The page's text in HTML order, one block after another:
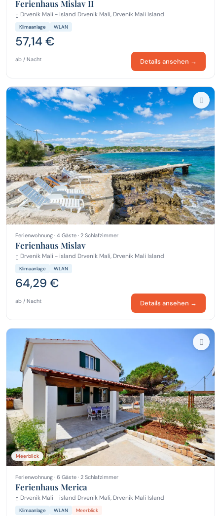
Ferienhaus Mislav II
Drvenik Mali - island Drvenik Mali, Drvenik Mali Island
Klimaanlage WLAN
57,14 €
ab / Nacht Details ansehen →
Ferienwohnung · 4 Gäste · 2 Schlafzimmer
Ferienhaus Mislav
Drvenik Mali - island Drvenik Mali, Drvenik Mali Island
Klimaanlage WLAN
64,29 €
ab / Nacht Details ansehen →
Meerblick
Ferienwohnung · 6 Gäste · 2 Schlafzimmer
Ferienhaus Merica
Drvenik Mali - island Drvenik Mali, Drvenik Mali Island
Klimaanlage WLAN Meerblick